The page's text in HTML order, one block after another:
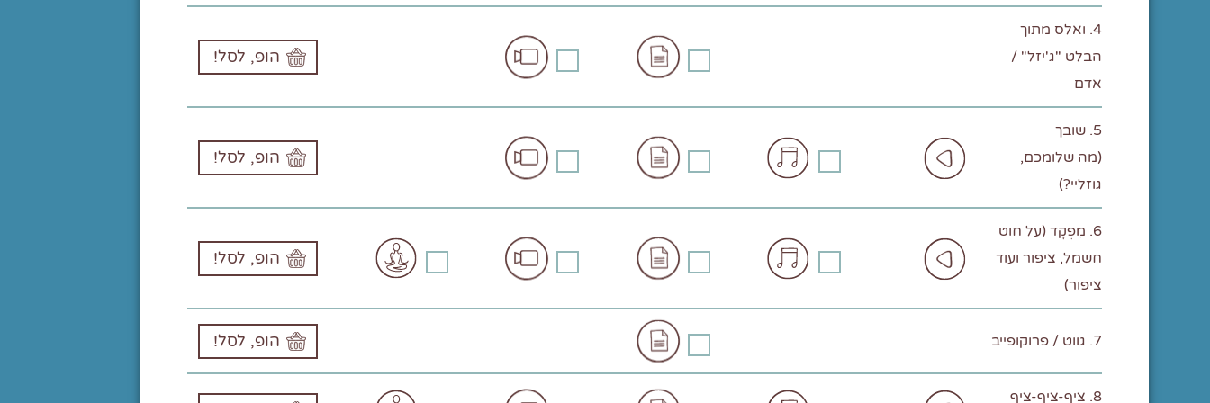
4. ואלס מתוך
הבלט "ג'יזל" /
אדם
הופ, לסל!
5. שובך
(מה שלומכם,
גוזליי?)
הופ, לסל!
6. מִפְקָד (על חוט
חשמל, ציפור ועוד
ציפור)
הופ, לסל!
7. גווט / פרוקופייב הופ, לסל!
8. ציף-ציף-ציף